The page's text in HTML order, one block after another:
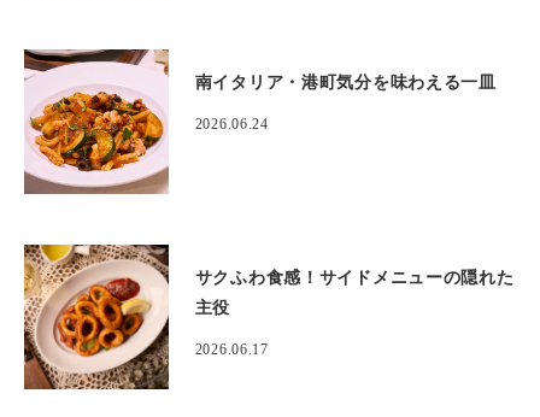
南イタリア・港町気分を味わえる一皿
2026.06.24
サクふわ食感！サイドメニューの隠れた
主役
2026.06.17